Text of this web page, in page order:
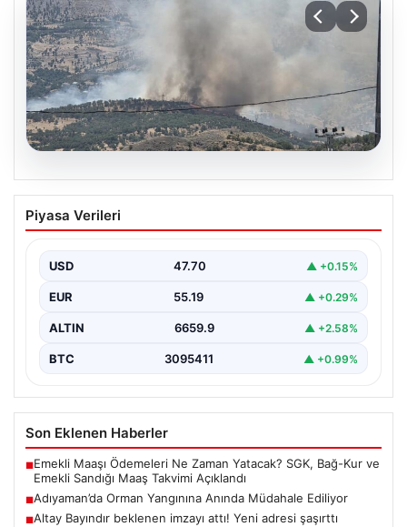
06.08.2026
Adıyaman’da Orman Yangınına Anında
Müdahale Ediliyor
Kütüklü köyleri arasındaki geniş ormanlık alan, aniden
çıkan…
Piyasa Verileri
USD 47.70 ▲ +0.15%
EUR 55.19 ▲ +0.29%
ALTIN 6659.9 ▲ +2.58%
BTC 3095411 ▲ +0.99%
Son Eklenen Haberler
■Emekli Maaşı Ödemeleri Ne Zaman Yatacak? SGK, Bağ-Kur ve
Emekli Sandığı Maaş Takvimi Açıklandı
■Adıyaman’da Orman Yangınına Anında Müdahale Ediliyor
■Altay Bayındır beklenen imzayı attı! Yeni adresi şaşırttı